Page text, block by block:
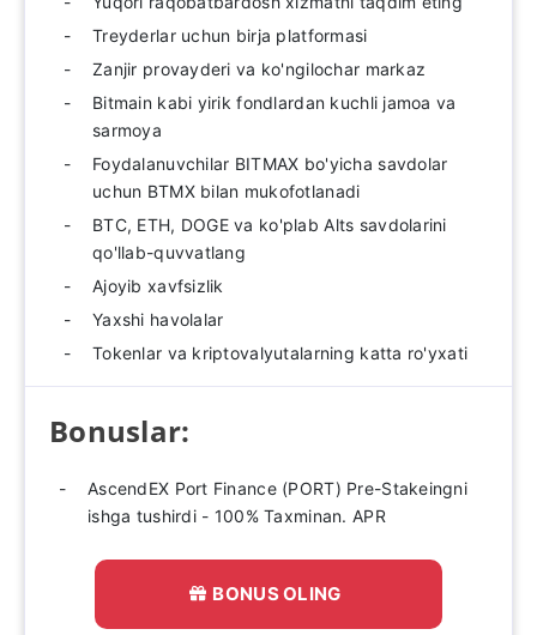
Treyderlar uchun birja platformasi
Zanjir provayderi va ko'ngilochar markaz
Bitmain kabi yirik fondlardan kuchli jamoa va
sarmoya
Foydalanuvchilar BITMAX bo'yicha savdolar
uchun BTMX bilan mukofotlanadi
BTC, ETH, DOGE va ko'plab Alts savdolarini
qo'llab-quvvatlang
Ajoyib xavfsizlik
Yaxshi havolalar
Tokenlar va kriptovalyutalarning katta ro'yxati
Bonuslar:
AscendEX Port Finance (PORT) Pre-Stakeingni
ishga tushirdi - 100% Taxminan. APR
BONUS OLING